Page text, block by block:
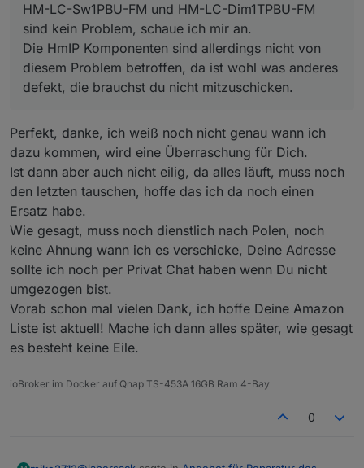
HM-LC-Sw1PBU-FM und HM-LC-Dim1TPBU-FM
sind kein Problem, schaue ich mir an.
Die HmIP Komponenten sind allerdings nicht von
diesem Problem betroffen, da ist wohl was anderes
defekt, die brauchst du nicht mitzuschicken.
Perfekt, danke, ich weiß noch nicht genau wann ich
dazu kommen, wird eine Überraschung für Dich.
Ist dann aber auch nicht eilig, da alles läuft, muss noch
den letzten tauschen, hoffe das ich da noch einen
Ersatz habe.
Wie gesagt, muss noch dienstlich nach Polen, noch
keine Ahnung wann ich es verschicke, Deine Adresse
sollte ich noch per Privat Chat haben wenn Du nicht
umgezogen bist.
Vorab schon mal vielen Dank, ich hoffe Deine Amazon
Liste ist aktuell! Mache ich dann alles später, wie gesagt
es besteht keine Eile.
ioBroker im Docker auf Qnap TS-453A 16GB Ram 4-Bay
0